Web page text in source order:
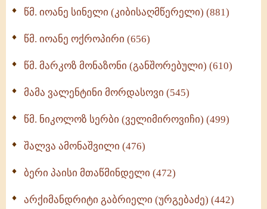
წმ. იოანე სინელი (კიბისაღმწერელი) (881)
წმ. იოანე ოქროპირი (656)
წმ. მარკოზ მონაზონი (განშორებული) (610)
მამა ვალენტინი მორდასოვი (545)
წმ. ნიკოლოზ სერბი (ველიმიროვიჩი) (499)
შალვა ამონაშვილი (476)
ბერი პაისი მთაწმინდელი (472)
არქიმანდრიტი გაბრიელი (ურგებაძე) (442)